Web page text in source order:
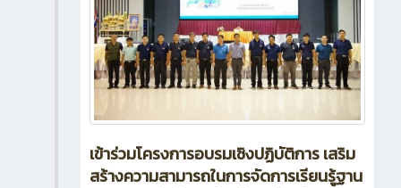
เข้าร่วมโครงการอบรมเชิงปฏิบัติการ เสริม
สร้างความสามารถในการจัดการเรียนรู้ฐาน